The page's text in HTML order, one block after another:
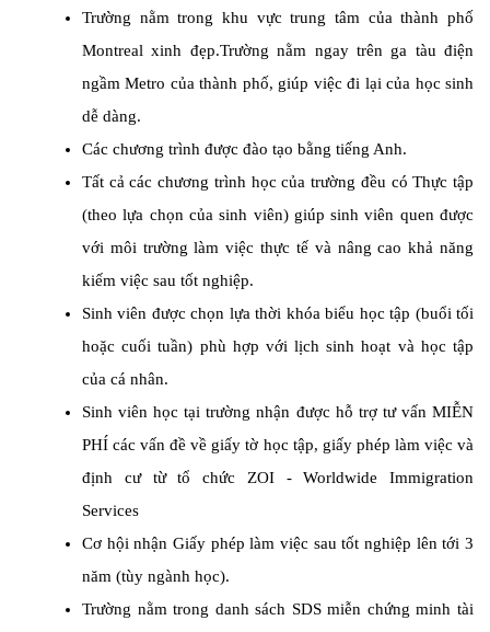
Trường nằm trong khu vực trung tâm của thành phố
Montreal xinh đẹp.Trường nằm ngay trên ga tàu điện
ngầm Metro của thành phố, giúp việc đi lại của học sinh
dễ dàng.
Các chương trình được đào tạo bằng tiếng Anh.
Tất cả các chương trình học của trường đều có Thực tập
(theo lựa chọn của sinh viên) giúp sinh viên quen được
với môi trường làm việc thực tế và nâng cao khả năng
kiếm việc sau tốt nghiệp.
Sinh viên được chọn lựa thời khóa biểu học tập (buổi tối
hoặc cuối tuần) phù hợp với lịch sinh hoạt và học tập
của cá nhân.
Sinh viên học tại trường nhận được hỗ trợ tư vấn MIỄN
PHÍ các vấn đề về giấy tờ học tập, giấy phép làm việc và
định cư từ tổ chức ZOI - Worldwide Immigration
Services
Cơ hội nhận Giấy phép làm việc sau tốt nghiệp lên tới 3
năm (tùy ngành học).
Trường nằm trong danh sách SDS miễn chứng minh tài